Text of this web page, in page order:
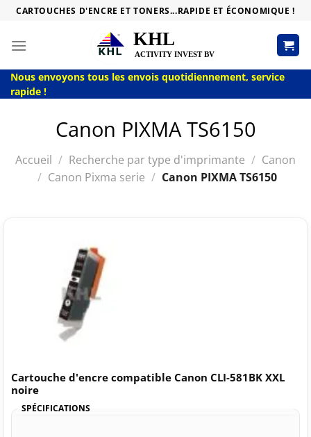
Passer
contenu
CARTOUCHES D'ENCRE ET TONERS...RAPIDE ET ÉCONOMIQUE !
Nous envoyons tous les envois quotidiennement, service
rapide !
Canon PIXMA TS6150
Accueil / Recherche par type d'imprimante / Canon
/ Canon Pixma serie / Canon PIXMA TS6150
Cartouche d'encre compatible Canon CLI-581BK XXL
noire
SPÉCIFICATIONS